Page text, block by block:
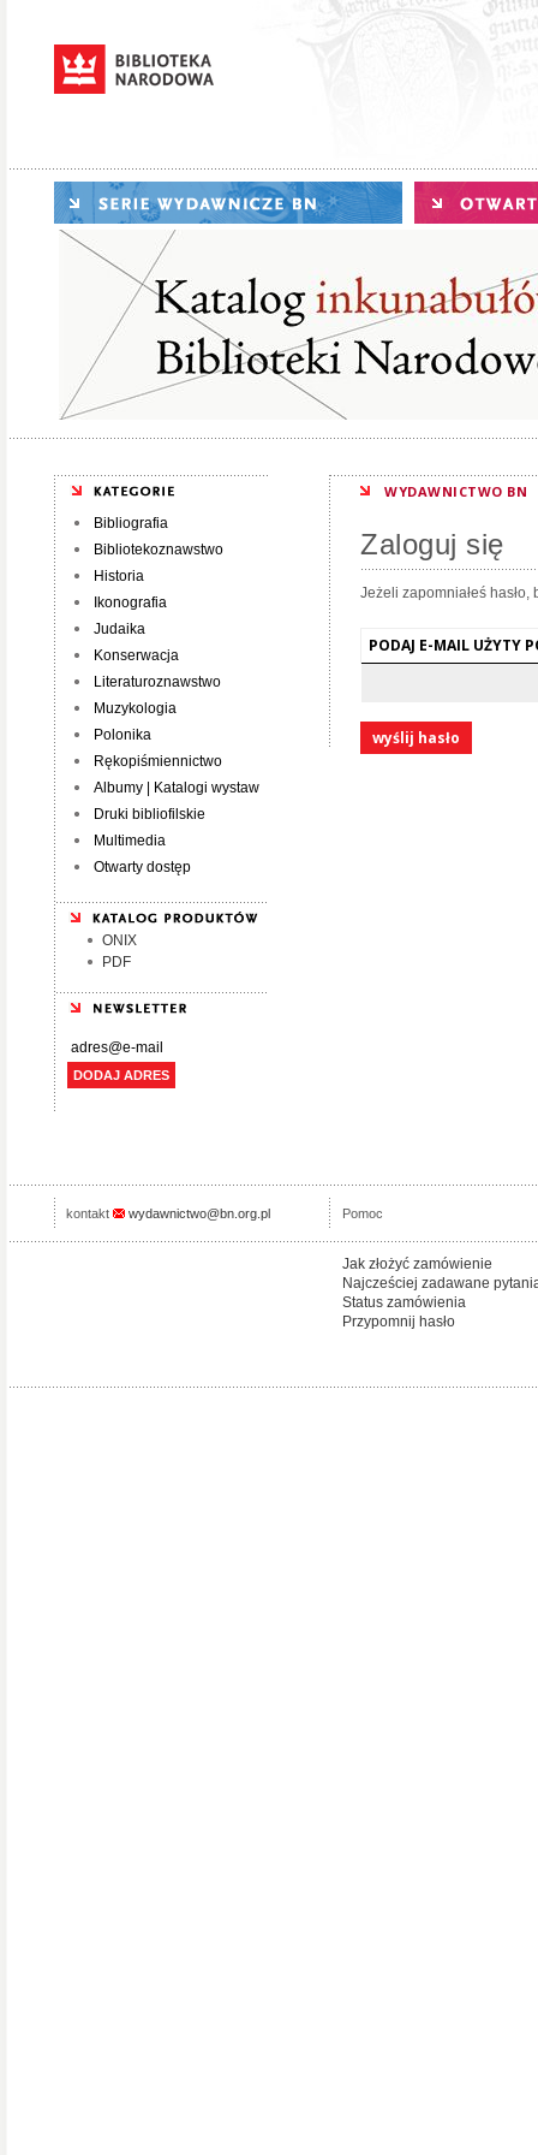
Bibliografia
Bibliotekoznawstwo
Historia
Ikonografia
Judaika
Konserwacja
Literaturoznawstwo
Muzykologia
Polonika
Rękopiśmiennictwo
Albumy | Katalogi wystaw
Druki bibliofilskie
Multimedia
Otwarty dostęp
ONIX
PDF
DODAJ ADRES
WYDAWNICTWO BN
Zaloguj się
Jeżeli zapomniałeś
PODAJ E-MAIL UŻYTY
wyślij hasło
kontakt wydawnictwo@bn.org.pl Pomoc
Jak złożyć zamówienie
Najcześciej zadawane
Status zamówienia
Przypomnij hasło